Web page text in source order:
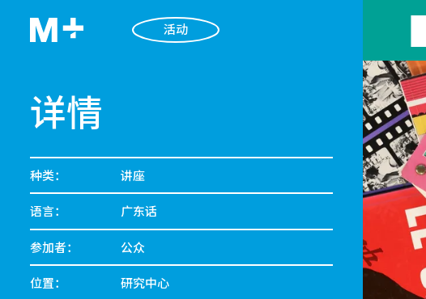
活动
详情
种类： 讲座
语言： 广东话
参加者： 公众
位置： 研究中心